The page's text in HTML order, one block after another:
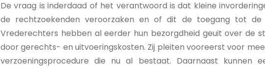
De vraag is inderdaad of het verantwoord is dat kleine
de rechtzoekenden veroorzaken en of dit de toegang tot
Vrederechters hebben al eerder hun bezorgdheid geuit over de
door gerechts- en uitvoeringskosten. Zij pleiten vooreerst voor
verzoeningsprocedure die nu al bestaat. Daarnaast kunnen